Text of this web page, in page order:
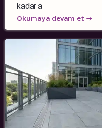
kadar a
Okumaya devam et